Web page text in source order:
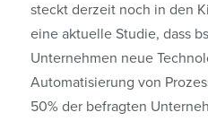
steckt derzeit noch in den
eine aktuelle Studie, dass
Unternehmen neue
Automatisierung von
50% der befragten